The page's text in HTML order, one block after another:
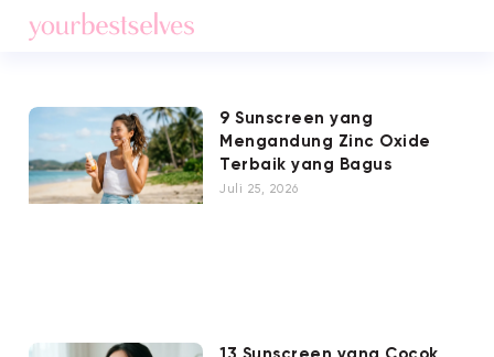
9 Sunscreen yang
Mengandung Zinc Oxide
Terbaik yang Bagus
Juli 25, 2026